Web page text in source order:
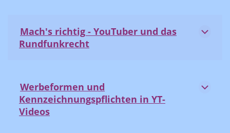
Mach's richtig - YouTuber und das
Rundfunkrecht
Werbeformen und
Kennzeichnungspflichten in YT-
Videos